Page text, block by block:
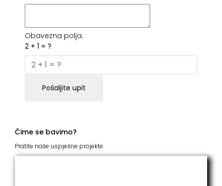
Obavezna polja.
2 + 1 = ?
Pošaljite upit
Čime se bavimo?
Pratite naše uspješne projekte.